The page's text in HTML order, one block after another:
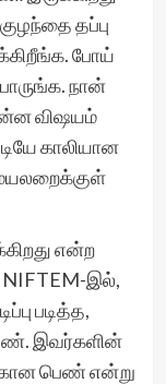
தப்பு
போய்
நான்
விஷயம்
காலியான
என்ற
NIFTEM-இல்,
படித்த,
இவர்களின்
பெண் என்று